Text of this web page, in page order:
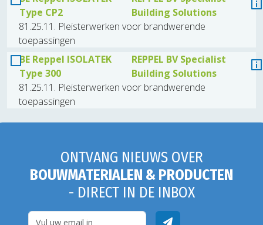
Type CP2
Building Solutions
81.25.11. Pleisterwerken voor brandwerende
toepassingen
BE Reppel ISOLATEK
Type 300
REPPEL BV Specialist
Building Solutions
81.25.11. Pleisterwerken voor brandwerende
toepassingen
ONTVANG NIEUWS OVER
BOUWMATERIALEN & PRODUCTEN
- DIRECT IN DE INBOX